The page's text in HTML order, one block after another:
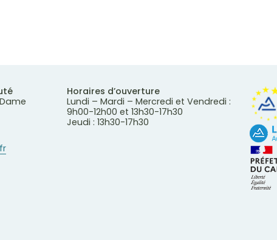
Horaires d’ouverture
Lundi – Mardi – Mercredi et Vendredi :
9h00-12h00 et 13h30-17h30
Jeudi : 13h30-17h30